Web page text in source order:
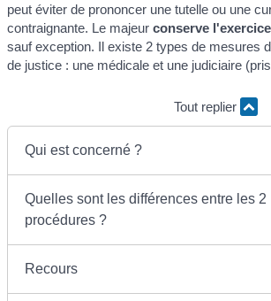
peut éviter de prononcer une tutelle ou une
contraignante. Le majeurconserve
sauf exception. Il existe 2 types de mesures
de justice : une médicale et une judiciaire
Tout replier
Qui est concerné ?
Quelles sont les différences entre les 2
procédures ?
Recours